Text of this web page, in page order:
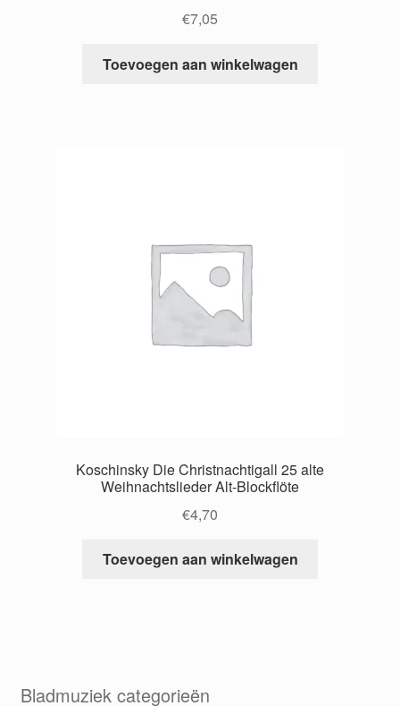
€7,05
Toevoegen aan winkelwagen
Koschinsky Die Christnachtigall 25 alte
Weihnachtslieder Alt-Blockflöte
€4,70
Toevoegen aan winkelwagen
Bladmuziek categorieën